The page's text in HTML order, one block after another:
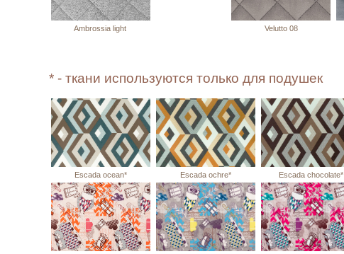
Ambrossia light Velutto 08
* - ткани используются только для подушек
Escada ocean* Escada ochre* Escada chocolate*